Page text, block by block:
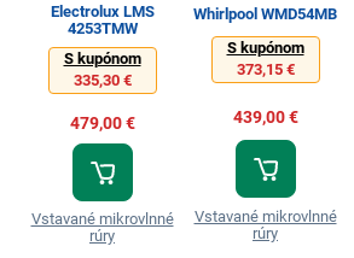
Electrolux LMS
4253TMW
S kupónom
335,30 €
479,00 €
Vstavané mikrovlnné
rúry
Whirlpool WMD54MB
S kupónom
373,15 €
439,00 €
Vstavané mikrovlnné
rúry